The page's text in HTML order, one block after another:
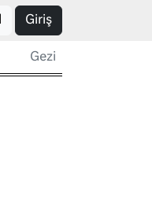
Giriş
Gezi